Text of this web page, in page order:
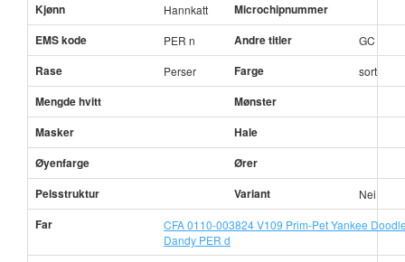
Kjønn
Hannkatt
Microchipnummer
EMS kode
PER n Andre titler GC
Rase Perser Farge sort
Mengde hvitt
Mønster
Masker
Hale
Øyenfarge
Ører
Pelsstruktur
Variant Nei
Far
CFA 0110-003824 V109 Prim-Pet Yankee
Dandy PER d